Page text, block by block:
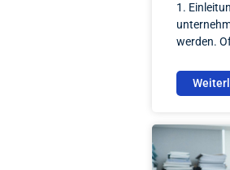
1.
werden.